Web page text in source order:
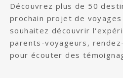
Découvrez plus de 50
prochain projet de
souhaitez découvrir
parents-voyageurs,
pour écouter des